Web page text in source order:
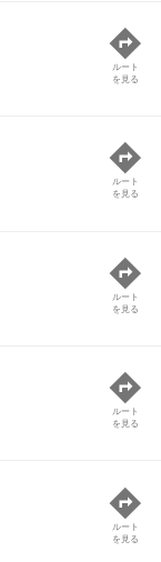
ルート
を見る
ルート
を見る
ルート
を見る
ルート
を見る
ルート
を見る